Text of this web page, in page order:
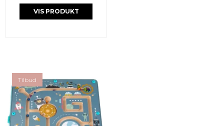
VIS PRODUKT
Tilbud